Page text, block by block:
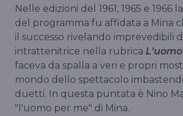
Nelle edizioni del 1961, 1965 e 1966
del programma fu affidata a Mina
il successo rivelando imprevedibili
intrattenitrice nella rubrica
faceva da spalla a veri e propri
mondo dello spettacolo
duetti. In questa puntata è Nino
"l'uomo per me" di Mina.